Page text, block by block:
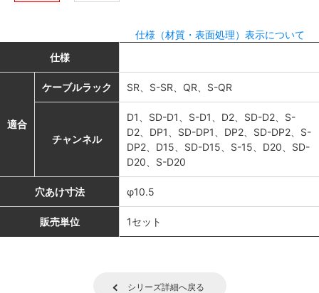
仕様（材質・表面処理）表示について
仕様
適合
ケーブルラック SR、S-SR、QR、S-QR
チャンネル
D1、SD-D1、S-D1、D2、SD-D2、S-
D2、DP1、SD-DP1、DP2、SD-DP2、S-
DP2、D15、SD-D15、S-15、D20、SD-
D20、S-D20
穴あけ寸法 φ10.5
販売単位 1セット
シリーズ詳細へ戻る